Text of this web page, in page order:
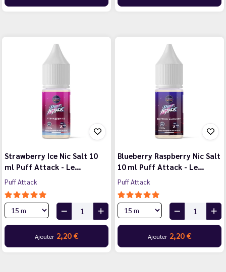
Strawberry Ice Nic Salt 10
ml Puff Attack - Le…
Puff Attack
Ajouter 2,20 €
Blueberry Raspberry Nic Salt
10 ml Puff Attack - Le…
Puff Attack
Ajouter 2,20 €